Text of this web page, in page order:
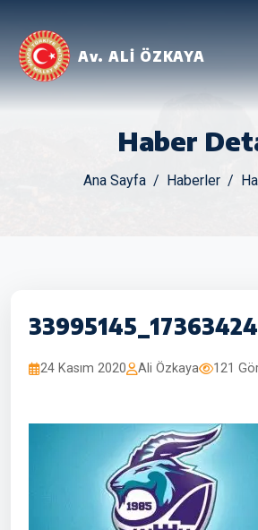
Av. ALİ ÖZKAYA
Haber
Ana Sayfa Haberler
24 Kasım 2020 Ali Özkaya 121